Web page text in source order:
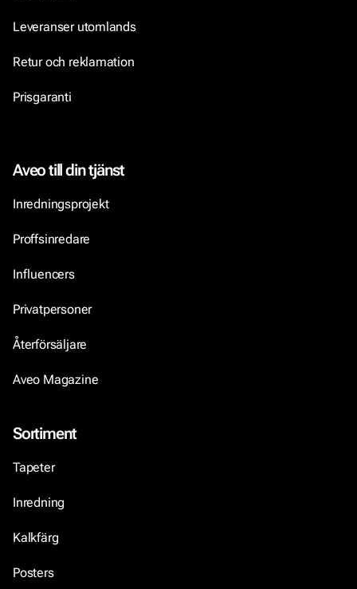
Leveranser utomlands
Retur och reklamation
Prisgaranti
Aveo till din tjänst
Inredningsprojekt
Proffsinredare
Influencers
Privatpersoner
Återförsäljare
Aveo Magazine
Sortiment
Tapeter
Inredning
Kalkfärg
Posters